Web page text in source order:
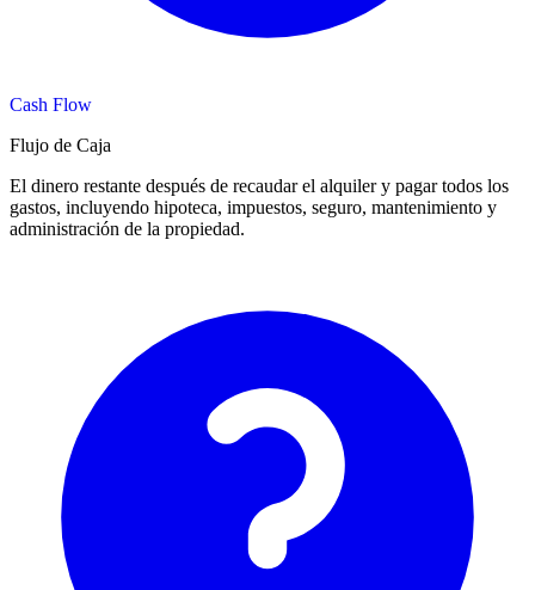
Cash Flow
Flujo de Caja
El dinero restante después de recaudar el alquiler y pagar todos los
gastos, incluyendo hipoteca, impuestos, seguro, mantenimiento y
administración de la propiedad.